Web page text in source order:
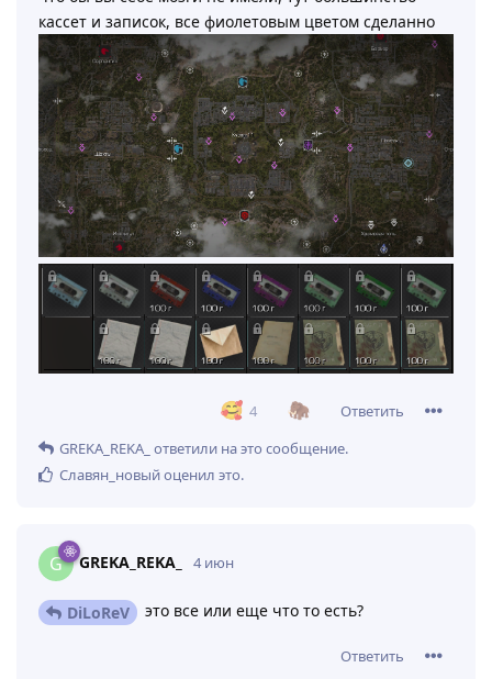
кассет и записок, все фиолетовым цветом сделанно
4
Ответить
GREKA_REKA_ ответили на это сообщение.
Славян_новыйоценил это.
G GREKA_REKA_ 4 июн
DiLoReV это все или еще что то есть?
Ответить